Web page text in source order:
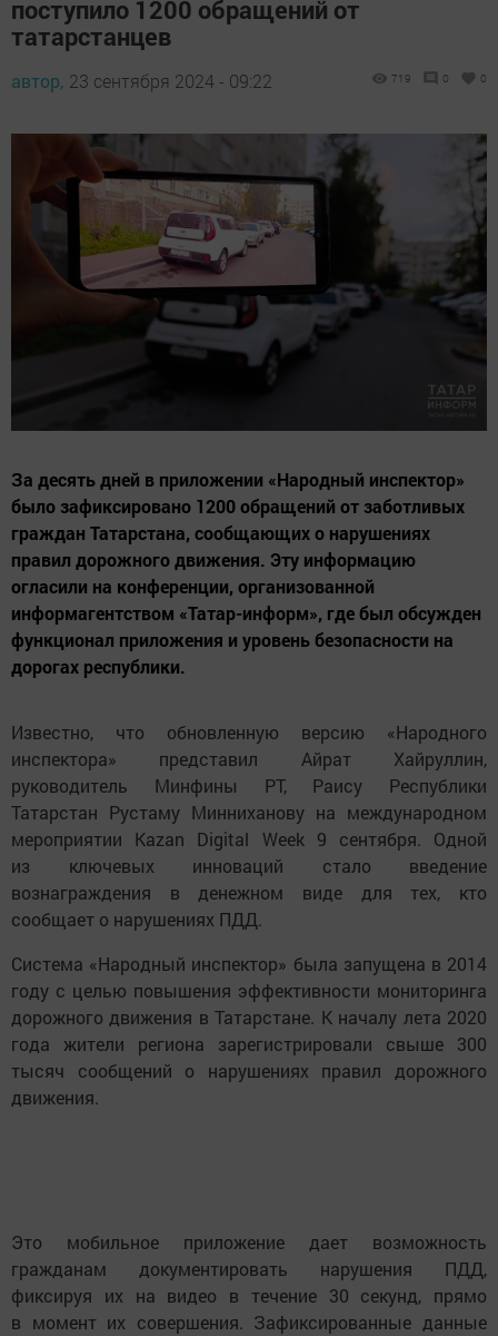
поступило 1200 обращений от
татарстанцев
автор, 23 сентября 2024 - 09:22 719 0 0
За десять дней в приложении «Народный инспектор»
было зафиксировано 1200 обращений от заботливых
граждан Татарстана, сообщающих о нарушениях
правил дорожного движения. Эту информацию
огласили на конференции, организованной
информагентством «Татар-информ», где был обсужден
функционал приложения и уровень безопасности на
дорогах республики.
Известно, что обновленную версию «Народного
инспектора» представил Айрат Хайруллин,
руководитель Минфины РТ, Раису Республики
Татарстан Рустаму Минниханову на международном
мероприятии Kazan Digital Week 9 сентября. Одной
из ключевых инноваций стало введение
вознаграждения в денежном виде для тех, кто
сообщает о нарушениях ПДД.
Система «Народный инспектор» была запущена в 2014
году с целью повышения эффективности мониторинга
дорожного движения в Татарстане. К началу лета 2020
года жители региона зарегистрировали свыше 300
тысяч сообщений о нарушениях правил дорожного
движения.
Это мобильное приложение дает возможность
гражданам документировать нарушения ПДД,
фиксируя их на видео в течение 30 секунд, прямо
в момент их совершения. Зафиксированные данные